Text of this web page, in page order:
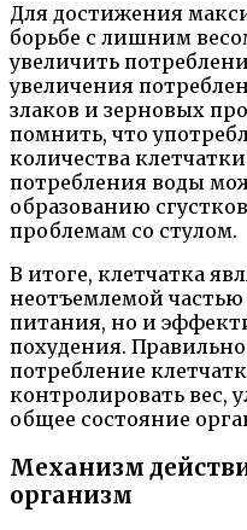
Для достижения
борьбе с лишним
увеличить
увеличения
злаков и зерновых
помнить, что
количества
потребления воды
образованию
проблемам со стулом.
В итоге, клетчатка
неотъемлемой
питания, но и
похудения.
потребление
контролировать вес,
общее состояние
Механизм
организм